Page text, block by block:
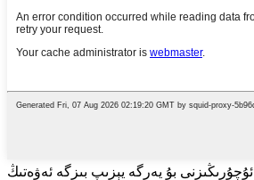
ئۇچۇرىڭىزنى بۇ يەرگە يېزىپ بىزگە ئەۋەتىڭ